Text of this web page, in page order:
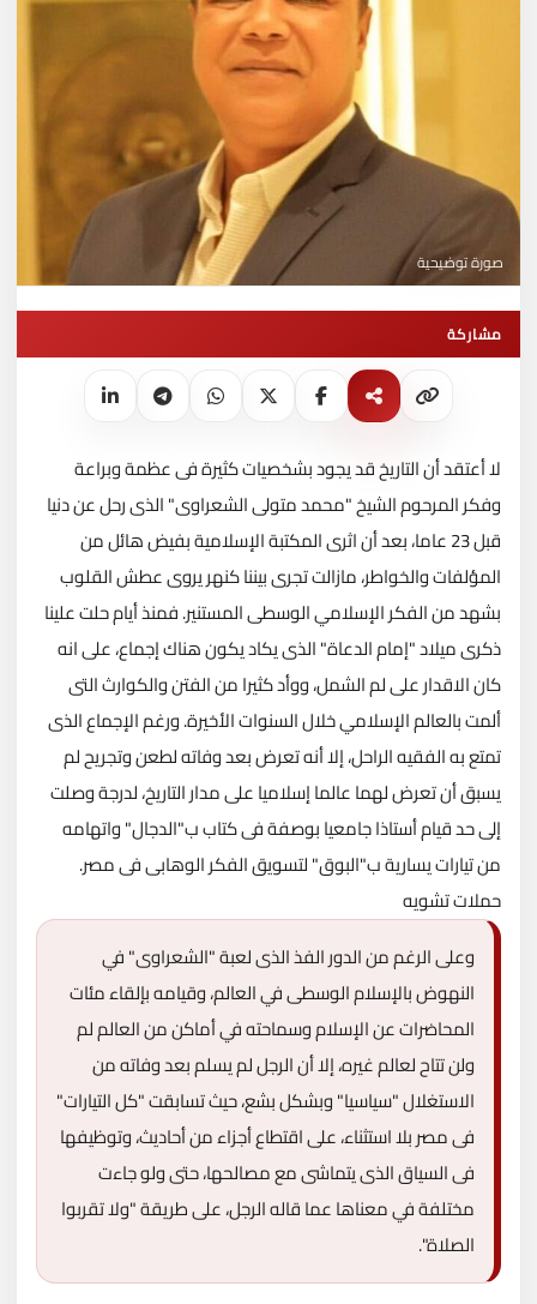
صورة توضيحية
مشاركة
لا أعتقد أن التاريخ قد يجود بشخصيات كثيرة فى عظمة وبراعة
وفكر المرحوم الشيخ "محمد متولى الشعراوى" الذى رحل عن دنيا
قبل 23 عاما، بعد أن اثرى المكتبة الإسلامية بفيض هائل من
المؤلفات والخواطر، مازالت تجرى بيننا كنهر يروى عطش القلوب
بشهد من الفكر الإسلامي الوسطى المستنير. فمنذ أيام حلت علينا
ذكرى ميلاد "إمام الدعاة" الذى يكاد يكون هناك إجماع، على انه
كان الاقدار على لم الشمل، ووأد كثيرا من الفتن والكوارث التى
ألمت بالعالم الإسلامي خلال السنوات الأخيرة. ورغم الإجماع الذى
تمتع به الفقيه الراحل، إلا أنه تعرض بعد وفاته لطعن وتجريح لم
يسبق أن تعرض لهما عالما إسلاميا على مدار التاريخ، لدرجة وصلت
إلى حد قيام أستاذا جامعيا بوصفة فى كتاب ب"الدجال" واتهامه
من تيارات يسارية ب"البوق" لتسويق الفكر الوهابى فى مصر.
حملات تشويه
وعلى الرغم من الدور الفذ الذى لعبة "الشعراوى" في
النهوض بالإسلام الوسطى في العالم، وقيامه بإلقاء مئات
المحاضرات عن الإسلام وسماحته في أماكن من العالم لم
ولن تتاح لعالم غيره، إلا أن الرجل لم يسلم بعد وفاته من
الاستغلال "سياسيا" وبشكل بشع، حيث تسابقت "كل التيارات"
فى مصر بلا استثناء، على اقتطاع أجزاء من أحاديث، وتوظيفها
فى السياق الذى يتماشى مع مصالحها، حتى ولو جاءت
مختلفة في معناها عما قاله الرجل، على طريقة "ولا تقربوا
الصلاة".